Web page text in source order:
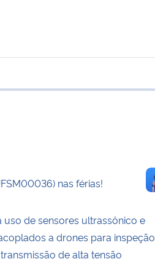
transferência
nas férias!
uso de sensores ultrassônico e
a drones para inspeção
de alta tensão